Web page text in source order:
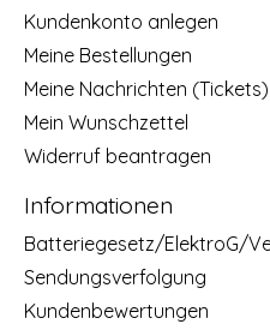
Kundenkonto anlegen
Meine Bestellungen
Meine Nachrichten (Tickets)
Mein Wunschzettel
Widerruf beantragen
Informationen
Batteriegesetz/ElektroG/
Sendungsverfolgung
Kundenbewertungen